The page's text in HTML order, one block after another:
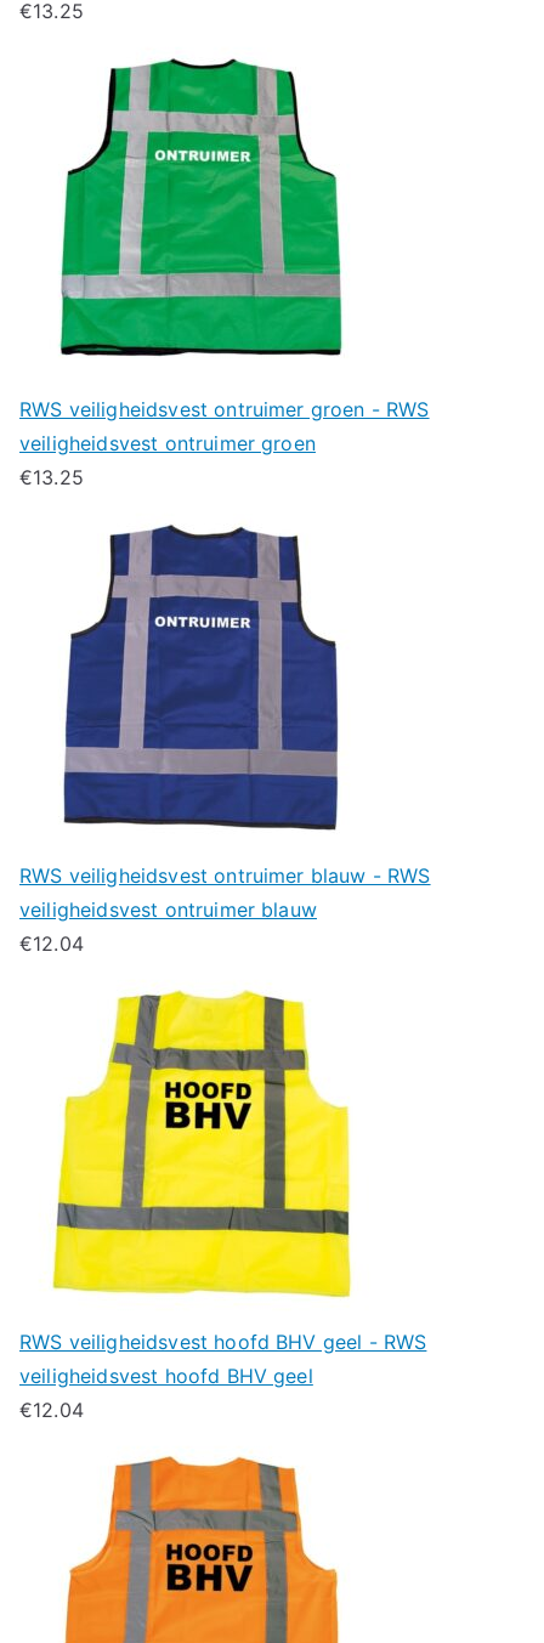
€13.25
RWS veiligheidsvest ontruimer groen - RWS
veiligheidsvest ontruimer groen
€13.25
RWS veiligheidsvest ontruimer blauw - RWS
veiligheidsvest ontruimer blauw
€12.04
RWS veiligheidsvest hoofd BHV geel - RWS
veiligheidsvest hoofd BHV geel
€12.04